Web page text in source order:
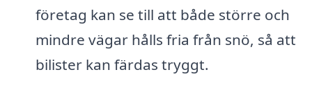
företag kan se till att både större och
mindre vägar hålls fria från snö, så att
bilister kan färdas tryggt.